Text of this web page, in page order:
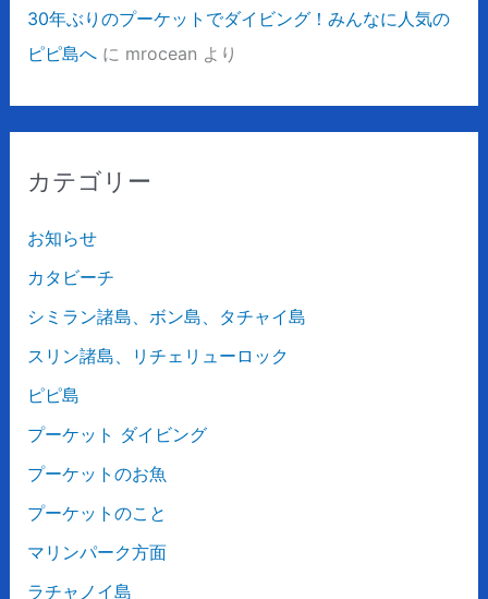
30年ぶりのプーケットでダイビング！みんなに人気の
ピピ島へに mrocean より
カテゴリー
お知らせ
カタビーチ
シミラン諸島、ボン島、タチャイ島
スリン諸島、リチェリューロック
ピピ島
プーケット ダイビング
プーケットのお魚
プーケットのこと
マリンパーク方面
ラチャノイ島